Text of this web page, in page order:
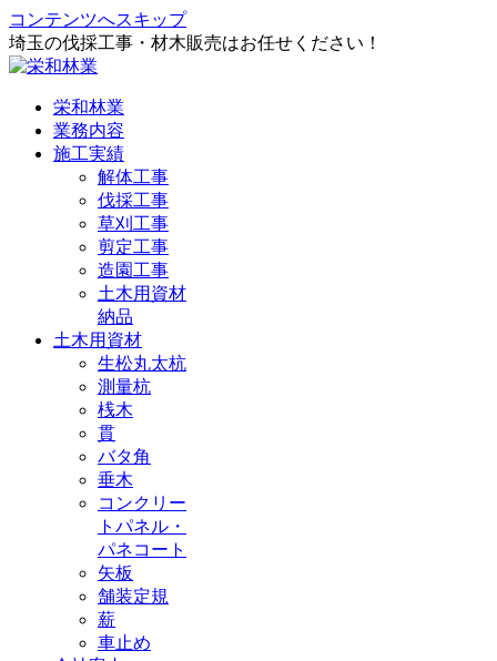
コンテンツへスキップ
埼玉の伐採工事・材木販売はお任せください！
栄和林業
業務内容
施工実績
解体工事
伐採工事
草刈工事
剪定工事
造園工事
土木用資材
納品
土木用資材
生松丸太杭
測量杭
桟木
貫
バタ角
垂木
コンクリー
トパネル・
パネコート
矢板
舗装定規
薪
車止め